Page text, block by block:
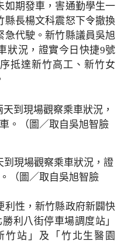
如期發車，害通勤學生一
縣長楊文科震怒下令撤換
急代駛。新竹縣議員吳旭
狀況，證實今日快捷9號
抵達新竹高工、新竹女
現場觀察乘車狀況，證
（圖／取自吳旭智臉
利性，新竹縣政府新闢快
利八街停車場調度站」
竹站」及「竹北生醫園